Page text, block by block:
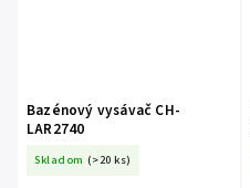
Bazénový vysávač CH-
LAR2740
Skladom (>20 ks)